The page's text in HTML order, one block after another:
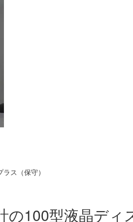
ス（保守）
の100型液晶ディ